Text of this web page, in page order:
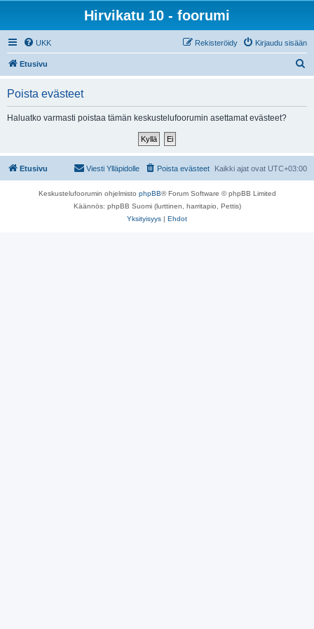
Hirvikatu 10 - foorumi
UKK Kirjaudu sisään
Rekisteröidy
Etusivu
Poista evästeet
Haluatko varmasti poistaa tämän keskustelufoorumin asettamat evästeet?
Etusivu Kaikki ajat ovat UTC+03:00
Poista evästeet
Viesti Ylläpidolle
Keskustelufoorumin ohjelmisto phpBB® Forum Software © phpBB Limited
Käännös: phpBB Suomi (lurttinen, harritapio, Pettis)
Yksityisyys | Ehdot